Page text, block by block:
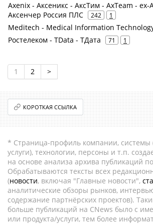
Axenix - Аксеникс - АксТим - AxTeam - ex-
Аксенчер Россия ПЛС
242 1
Meditech - Medical Information
Ростелеком - TData - ТДата 71 1
1 2 >
КОРОТКАЯ ССЫЛКА
* Страница-профиль компании, системы
услуги), технологии, персоны и т.п.
на основе анализа архива публикаций
Обрабатываются тексты всех
(новости, включая "Главные новости",
аналитические обзоры рынков,
содержание партнёрских проектов).
больше публикаций на CNews было с
или продукта/услуги, тем более